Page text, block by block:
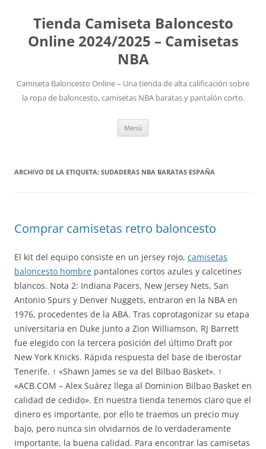
Tienda Camiseta Baloncesto
Online 2024/2025 – Camisetas
NBA
Camiseta Baloncesto Online – Una tienda de alta calificación sobre
la ropa de baloncesto, camisetas NBA baratas y pantalón corto.
Menú
ARCHIVO DE LA ETIQUETA: SUDADERAS NBA BARATAS ESPAÑA
Comprar camisetas retro baloncesto
El kit del equipo consiste en un jersey rojo, camisetas
baloncesto hombre pantalones cortos azules y calcetines
blancos. Nota 2: Indiana Pacers, New Jersey Nets, San
Antonio Spurs y Denver Nuggets, entraron en la NBA en
1976, procedentes de la ABA. Tras coprotagonizar su etapa
universitaria en Duke junto a Zion Williamson, RJ Barrett
fue elegido con la tercera posición del último Draft por
New York Knicks. Rápida respuesta del base de Iberostar
Tenerife. ↑ «Shawn James se va del Bilbao Basket». ↑
«ACB.COM – Alex Suárez llega al Dominion Bilbao Basket en
calidad de cedido». En nuestra tienda tenemos claro que el
dinero es importante, por ello te traemos un precio muy
bajo, pero nunca sin olvidarnos de lo verdaderamente
importante, la buena calidad. Para encontrar las camisetas